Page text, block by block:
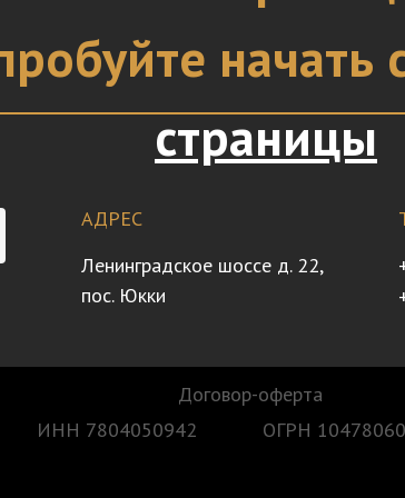
начать
страницы
АДРЕС
Ленинградское шоссе д. 22,
пос. Юкки
Договор-оферта
ОГРН
ИНН 7804050942